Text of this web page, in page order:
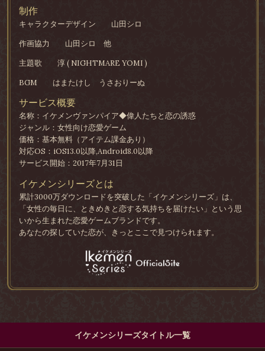
制作
キャラクターデザイン
山田シロ
作画協力
山田シロ 他
主題歌
淳 ( NIGHTMARE YOMI )
BGM
はまたけし うさおりーぬ
サービス概要
名称：イケメンヴァンパイア◆偉人たちと恋の誘惑
ジャンル：女性向け恋愛ゲーム
価格：基本無料（アイテム課金あり）
対応OS：iOS13.0以降,Android8.0以降
サービス開始：2017年7月31日
イケメンシリーズとは
累計3000万ダウンロードを突破した「イケメンシリーズ」は、
「女性の毎日に、ときめきと恋する気持ちを届けたい」という思
いから生まれた恋愛ゲームブランドです。
あなたの探していた恋が、きっとここで見つけられます。
イケメンシリーズタイトル一覧